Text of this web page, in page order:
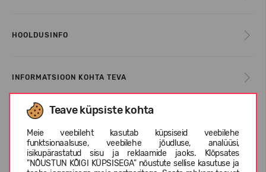
Teave küpsiste kohta
Meie veebileht kasutab küpsiseid veebilehe
funktsionaalsuse, veebilehe jõudluse, analüüsi,
isikupärastatud sisu ja reklaamide jaoks. Klõpsates
"NÕUSTUN KÕIGI KÜPSISEGA" nõustute sellise kasutuse ja
HOOLDUSINFO
INFORMATSIOON KOHTA TEVA
KLIENTIDE ARVUSTUSED (0)